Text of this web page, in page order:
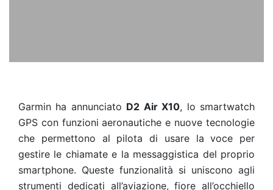
Garmin ha annunciato D2 Air X10, lo smartwatch
GPS con funzioni aeronautiche e nuove tecnologie
che permettono al pilota di usare la voce per
gestire le chiamate e la messaggistica del proprio
smartphone. Queste funzionalità si uniscono agli
strumenti dedicati all’aviazione, fiore all’occhiello